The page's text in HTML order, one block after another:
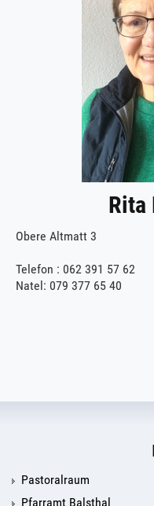
Rita
Obere Altmatt 3
Telefon : 062 391 57 62
Natel: 079 377 65 40
Pastoralraum
Pfarramt Balsthal